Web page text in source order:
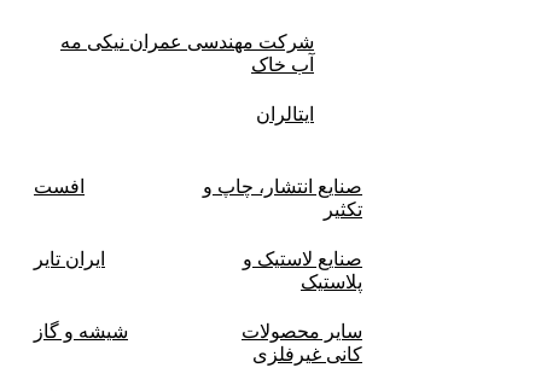
شرکت مهندسی عمران نیکی مه
آب خاک
ایتالران
صنایع انتشار، چاپ و
تکثير
افست
صنایع لاستیک و
پلاستیک
ایران تایر
ساير محصولات
كانی غيرفلزی
شیشه و گاز